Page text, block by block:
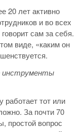
20 лет активно
и во всех
сам за себя.
виде, «каким он
инструменты
работает тот или
За почти 70
простой вопрос